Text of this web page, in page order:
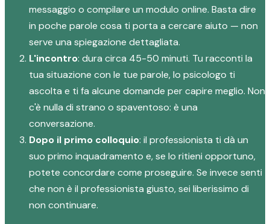
messaggio o compilare un modulo online. Basta dire
in poche parole cosa ti porta a cercare aiuto — non
serve una spiegazione dettagliata.
L'incontro: dura circa 45-50 minuti. Tu racconti la
tua situazione con le tue parole, lo psicologo ti
ascolta e ti fa alcune domande per capire meglio. Non
c'è nulla di strano o spaventoso: è una
conversazione.
Dopo il primo colloquio: il professionista ti dà un
suo primo inquadramento e, se lo ritieni opportuno,
potete concordare come proseguire. Se invece senti
che non è il professionista giusto, sei liberissimo di
non continuare.